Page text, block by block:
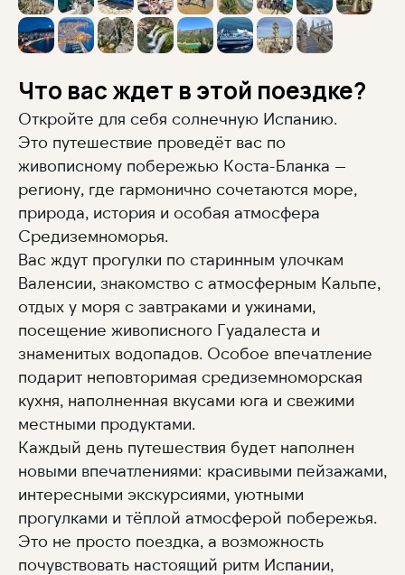
Что вас ждет в этой поездке?
Откройте для себя солнечную Испанию.
Это путешествие проведёт вас по
живописному побережью Коста-Бланка —
региону, где гармонично сочетаются море,
природа, история и особая атмосфера
Средиземноморья.
Вас ждут прогулки по старинным улочкам
Валенсии, знакомство с атмосферным Кальпе,
отдых у моря с завтраками и ужинами,
посещение живописного Гуадалеста и
знаменитых водопадов. Особое впечатление
подарит неповторимая средиземноморская
кухня, наполненная вкусами юга и свежими
местными продуктами.
Каждый день путешествия будет наполнен
новыми впечатлениями: красивыми пейзажами,
интересными экскурсиями, уютными
прогулками и тёплой атмосферой побережья.
Это не просто поездка, а возможность
почувствовать настоящий ритм Испании,